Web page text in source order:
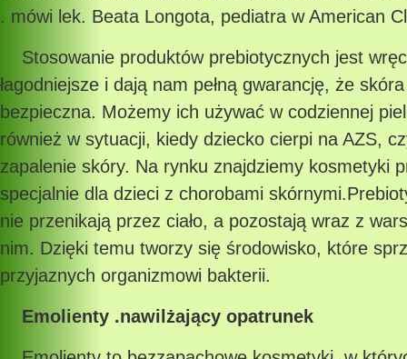
. mówi lek. Beata Longota, pediatra w American
Stosowanie produktów prebiotycznych jest
łagodniejsze i dają nam pełną gwarancję, że
bezpieczna. Możemy ich używać w codziennej
również w sytuacji, kiedy dziecko cierpi na AZS,
zapalenie skóry. Na rynku znajdziemy kosmetyki
specjalnie dla dzieci z chorobami
nie przenikają przez ciało, a pozostają wraz z
nim. Dzięki temu tworzy się środowisko, które
przyjaznych organizmowi bakterii.
Emolienty .nawilżający opatrunek